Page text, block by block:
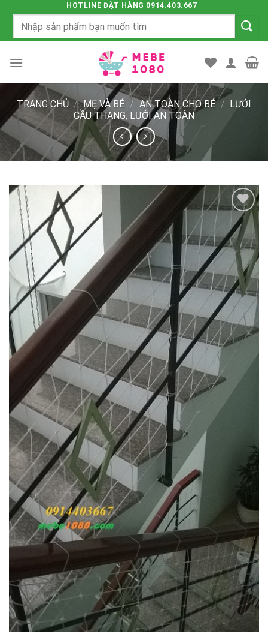
HOTLINE ĐẶT HÀNG 0914.403.667
Tìm
TRANG CHỦ / MẸ VÀ BÉ / AN TOÀN CHO BÉ / LƯỚI
CẦU THANG, LƯỚI AN TOÀN
Add to
wishlist